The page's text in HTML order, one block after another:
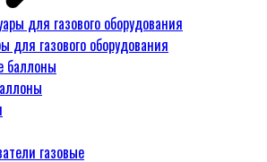
для газового оборудования